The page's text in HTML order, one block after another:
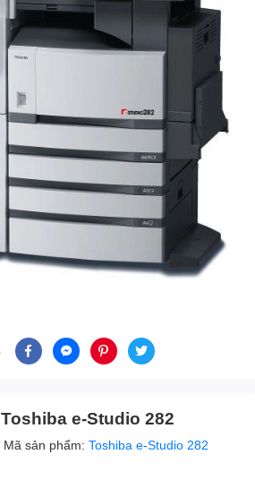
e-Studio 282
Mã sản phẩm: Toshiba e-Studio 282